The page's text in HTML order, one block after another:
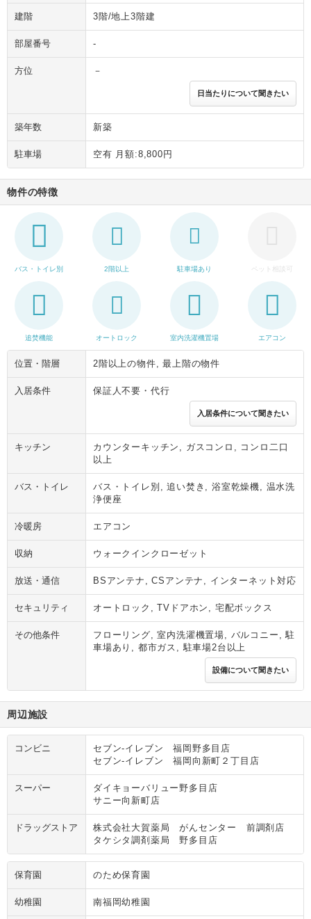
建階 3階/地上3階建
部屋番号 -
方位 －
日当たりについて聞きたい
築年数 新築
駐車場 空有 月額:8,800円
物件の特徴
バス・トイレ別 2階以上 駐車場あり ペット相談可
追焚機能 オートロック 室内洗濯機置場 エアコン
位置・階層 2階以上の物件, 最上階の物件
入居条件 保証人不要・代行
入居条件について聞きたい
キッチン
カウンターキッチン, ガスコンロ, コンロ二口
以上
バス・トイレ
バス・トイレ別, 追い焚き, 浴室乾燥機, 温水洗
浄便座
冷暖房 エアコン
収納 ウォークインクローゼット
放送・通信 BSアンテナ, CSアンテナ, インターネット対応
セキュリティ オートロック, TVドアホン, 宅配ボックス
その他条件
フローリング, 室内洗濯機置場, バルコニー, 駐
車場あり, 都市ガス, 駐車場2台以上
設備について聞きたい
周辺施設
コンビニ
セブン‐イレブン 福岡野多目店
セブン‐イレブン 福岡向新町２丁目店
スーパー
ダイキョーバリュー野多目店
サニー向新町店
ドラッグストア
株式会社大賀薬局 がんセンター 前調剤店
タケシタ調剤薬局 野多目店
保育園 のため保育園
幼稚園 南福岡幼稚園